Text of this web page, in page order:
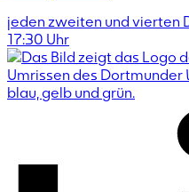
jeden zweiten und vierten
17:30 Uhr